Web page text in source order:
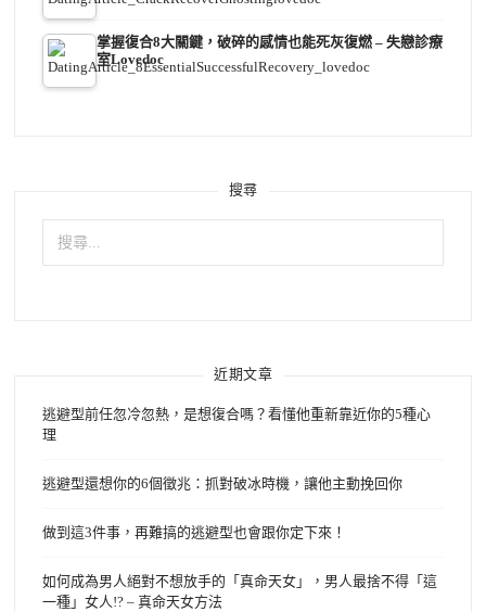
掌握復合8大關鍵，破碎的感情也能死灰復燃 – 失戀診療
室Lovedoc
搜尋
搜
鍵
近期文章
逃避型前任忽冷忽熱，是想復合嗎？看懂他重新靠近你的5種心
理
逃避型還想你的6個徵兆：抓對破冰時機，讓他主動挽回你
做到這3件事，再難搞的逃避型也會跟你定下來！
如何成為男人絕對不想放手的「真命天女」，男人最捨不得「這
一種」女人!? – 真命天女方法